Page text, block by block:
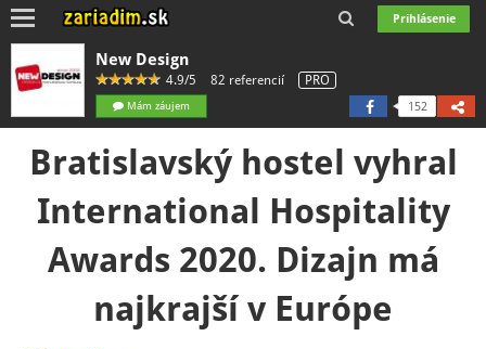
Prihlásenie
Toggle
navigation
New Design
4.9/5 82 referencií PRO
152
Mám záujem
Bratislavský hostel vyhral
International Hospitality
Awards 2020. Dizajn má
najkrajší v Európe